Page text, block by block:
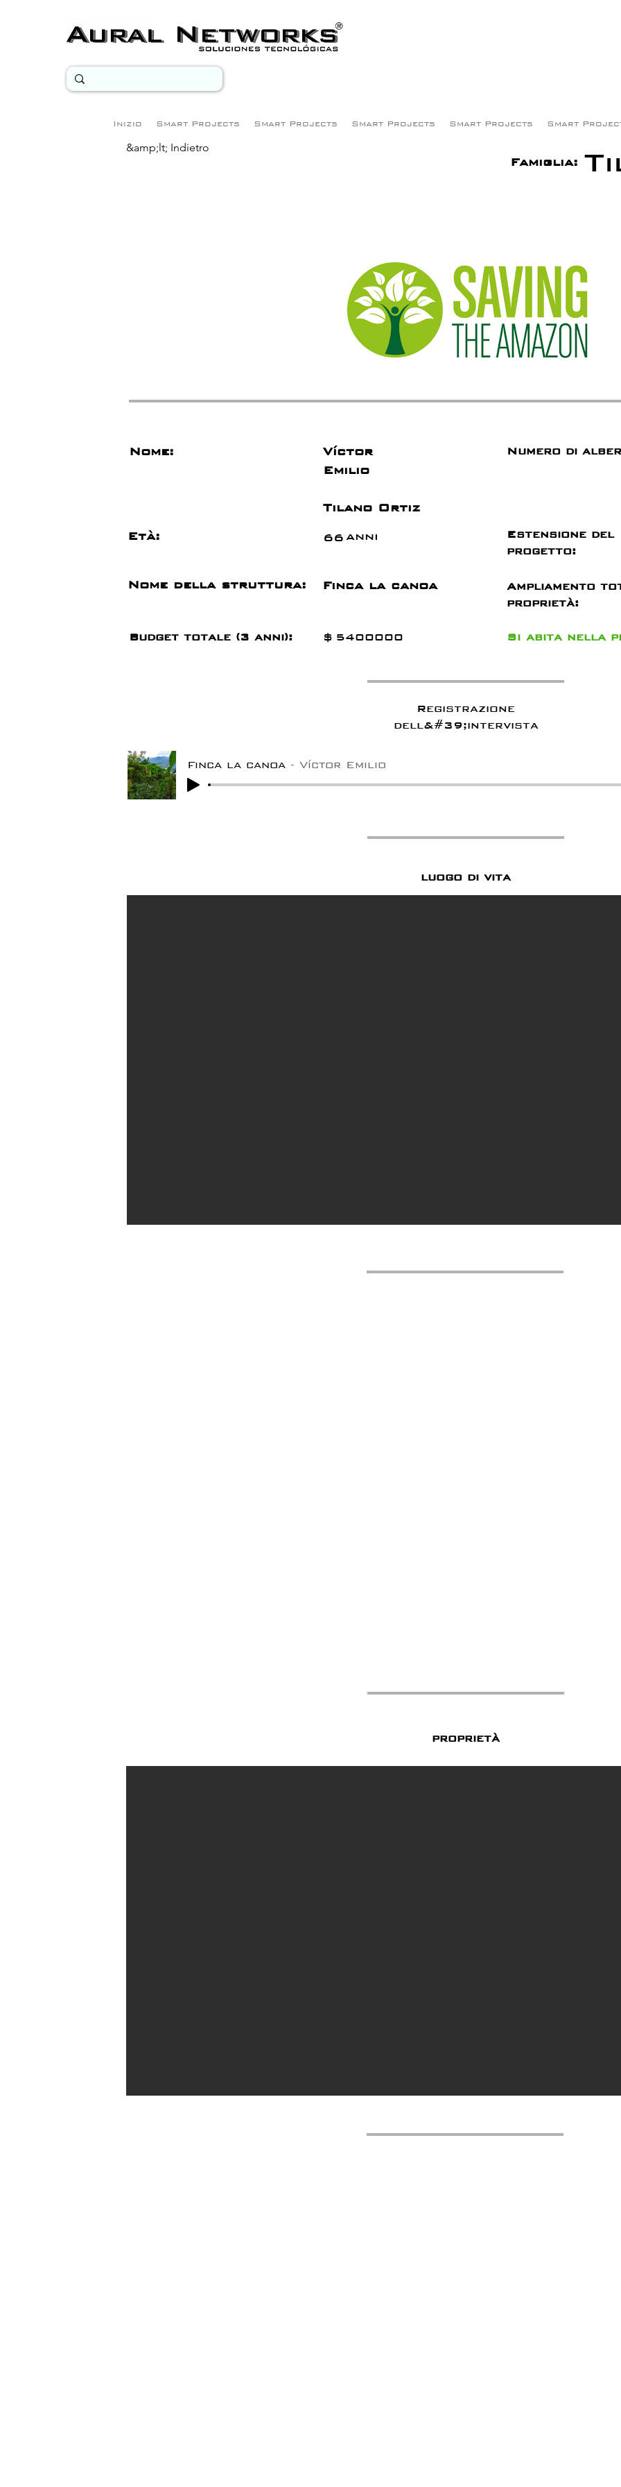
Inizio Smart Projects Smart Projects Smart Projects Smart Projects Smart
&amp;lt; Indietro
Famiglia:
Nome:
Víctor
Emilio
Numero di
Tilano Ortiz
Età:
66anni
Estensione del
progetto:
Nome della struttura: Finca la canoa
Ampliamento
proprietà:
Budget totale (3 anni): Si
5400000
$ abita nella
Registrazione
dell&#39;intervista
Finca la canoa Víctor Emilio
luogo di vita
proprietà